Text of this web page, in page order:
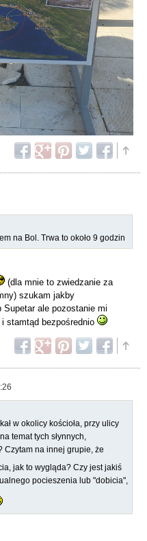
na Bol. Trwa to około 9 godzin
(dla mnie to zwiedzanie za
szukam jakby
Supetar ale pozostanie mi
stamtąd bezpośrednio
w okolicy kościoła, przy ulicy
temat tych słynnych,
Czytam na innej grupie, że
jak to wygląda? Czy jest jakiś
pocieszenia lub "dobicia",